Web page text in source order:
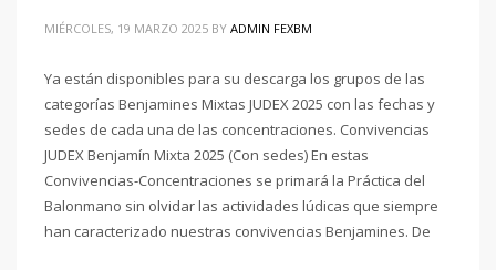
MIÉRCOLES, 19 MARZO 2025 BY ADMIN FEXBM
Ya están disponibles para su descarga los grupos de las
categorías Benjamines Mixtas JUDEX 2025 con las fechas y
sedes de cada una de las concentraciones. Convivencias
JUDEX Benjamín Mixta 2025 (Con sedes) En estas
Convivencias-Concentraciones se primará la Práctica del
Balonmano sin olvidar las actividades lúdicas que siempre
han caracterizado nuestras convivencias Benjamines. De